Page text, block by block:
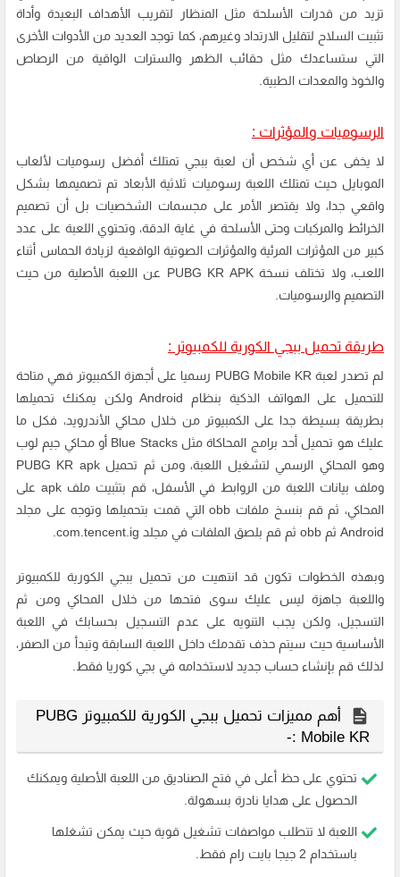
تزيد من قدرات الأسلحة مثل المنظار لتقريب الأهداف البعيدة وأداة
تثبيت السلاح لتقليل الارتداد وغيرهم، كما توجد العديد من الأدوات الأخرى
التي ستساعدك مثل حقائب الظهر والسترات الواقية من الرصاص
والخوذ والمعدات الطبية.
الرسوميات والمؤثرات :
لا يخفى عن أي شخص أن لعبة ببجي تمتلك أفضل رسوميات لألعاب
الموبايل حيث تمتلك اللعبة رسوميات ثلاثية الأبعاد تم تصميمها بشكل
واقعي جدا، ولا يقتصر الأمر على مجسمات الشخصيات بل أن تصميم
الخرائط والمركبات وحتى الأسلحة في غاية الدقة، وتحتوي اللعبة على عدد
كبير من المؤثرات المرئية والمؤثرات الصوتية الواقعية لزيادة الحماس أثناء
اللعب، ولا تختلف نسخة PUBG KR APK عن اللعبة الأصلية من حيث
التصميم والرسوميات.
طريقة تحميل ببجي الكورية للكمبيوتر :
لم تصدر لعبة PUBG Mobile KR رسميا على أجهزة الكمبيوتر فهي متاحة
للتحميل على الهواتف الذكية بنظام Android ولكن يمكنك تحميلها
بطريقة بسيطة جدا على الكمبيوتر من خلال محاكي الأندرويد، فكل ما
عليك هو تحميل أحد برامج المحاكاة مثل Blue Stacks أو محاكي جيم لوب
وهو المحاكي الرسمي لتشغيل اللعبة، ومن ثم تحميل PUBG KR apk
وملف بيانات اللعبة من الروابط في الأسفل، قم بتثبيت ملف apk على
المحاكي، ثم قم بنسخ ملفات obb التي قمت بتحميلها وتوجه على مجلد
Android ثم obb ثم قم بلصق الملفات في مجلد com.tencent.ig.
وبهذه الخطوات تكون قد انتهيت من تحميل ببجي الكورية للكمبيوتر
واللعبة جاهزة ليس عليك سوى فتحها من خلال المحاكي ومن ثم
التسجيل، ولكن يجب التنويه على عدم التسجيل بحسابك في اللعبة
الأساسية حيث سيتم حذف تقدمك داخل اللعبة السابقة وتبدأ من الصفر،
لذلك قم بإنشاء حساب جديد لاستخدامه في بجي كوريا فقط.
أهم مميزات تحميل ببجي الكورية للكمبيوتر PUBG
Mobile KR :-
تحتوي على حظ أعلى في فتح الصناديق من اللعبة الأصلية ويمكنك
الحصول على هدايا نادرة بسهولة.
اللعبة لا تتطلب مواصفات تشغيل قوية حيث يمكن تشغلها
باستخدام 2 جيجا بايت رام فقط.